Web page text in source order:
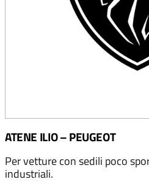
ATENE ILIO – PEUGEOT
Per vetture con sedili poco
industriali.